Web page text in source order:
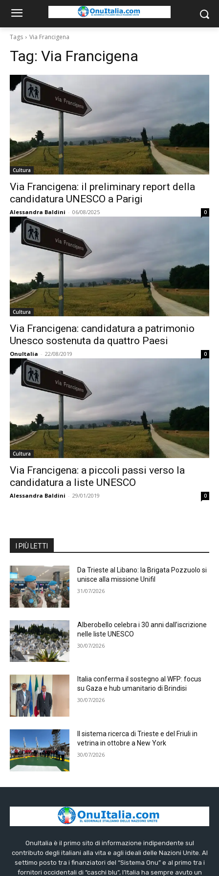
Tags Via Francigena
Tag: Via Francigena
Cultura
Via Francigena: il preliminary report della
candidatura UNESCO a Parigi
Alessandra Baldini - 06/08/2025 0
Cultura
Via Francigena: candidatura a patrimonio
Unesco sostenuta da quattro Paesi
OnuItalia - 22/08/2019 0
Cultura
Via Francigena: a piccoli passi verso la
candidatura a liste UNESCO
Alessandra Baldini - 29/01/2019 0
I PIÙ LETTI
Da Trieste al Libano: la Brigata Pozzuolo si
unisce alla missione Unifil
31/07/2026
Alberobello celebra i 30 anni dall’iscrizione
nelle liste UNESCO
30/07/2026
Italia conferma il sostegno al WFP: focus
su Gaza e hub umanitario di Brindisi
30/07/2026
Il sistema ricerca di Trieste e del Friuli in
vetrina in ottobre a New York
30/07/2026
OnuItalia è il primo sito di informazione indipendente sul
contributo degli italiani alla vita e agli ideali delle Nazioni Unite. Al
settimo posto tra i finanziatori del “Sistema Onu” e al primo tra i
fornitori occidentali di “caschi blu”, l’Italia ha sempre avuto un